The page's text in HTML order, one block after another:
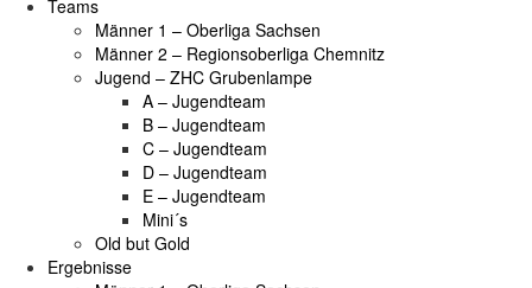
Teams
Männer 1 – Oberliga Sachsen
Männer 2 – Regionsoberliga Chemnitz
Jugend – ZHC Grubenlampe
A – Jugendteam
B – Jugendteam
C – Jugendteam
D – Jugendteam
E – Jugendteam
Mini´s
Old but Gold
Ergebnisse